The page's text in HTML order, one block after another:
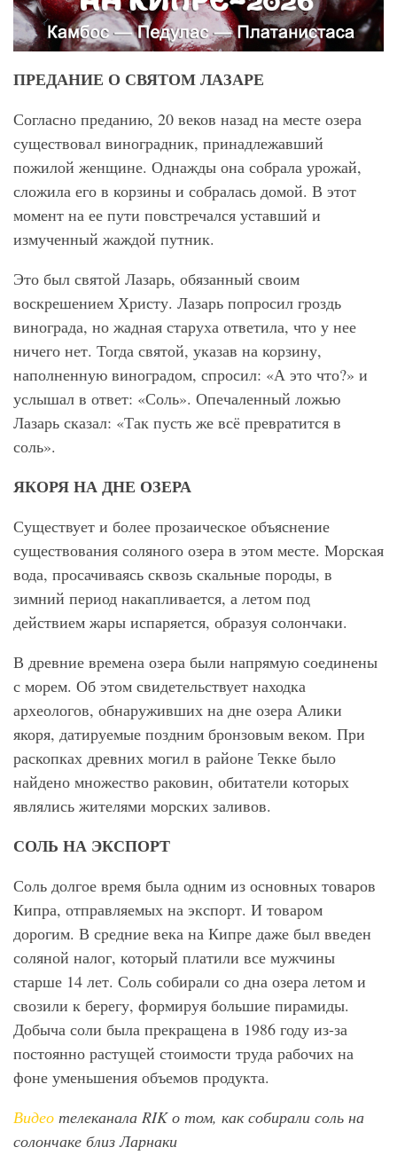
ПРЕДАНИЕ О СВЯТОМ ЛАЗАРЕ
Согласно преданию, 20 веков назад на месте озера
существовал виноградник, принадлежавший
пожилой женщине. Однажды она собрала урожай,
сложила его в корзины и собралась домой. В этот
момент на ее пути повстречался уставший и
измученный жаждой путник.
Это был святой Лазарь, обязанный своим
воскрешением Христу. Лазарь попросил гроздь
винограда, но жадная старуха ответила, что у нее
ничего нет. Тогда святой, указав на корзину,
наполненную виноградом, спросил: «А это что?» и
услышал в ответ: «Соль». Опечаленный ложью
Лазарь сказал: «Так пусть же всё превратится в
соль».
ЯКОРЯ НА ДНЕ ОЗЕРА
Существует и более прозаическое объяснение
существования соляного озера в этом месте. Морская
вода, просачиваясь сквозь скальные породы, в
зимний период накапливается, а летом под
действием жары испаряется, образуя солончаки.
В древние времена озера были напрямую соединены
с морем. Об этом свидетельствует находка
археологов, обнаруживших на дне озера Алики
якоря, датируемые поздним бронзовым веком. При
раскопках древних могил в районе Текке было
найдено множество раковин, обитатели которых
являлись жителями морских заливов.
СОЛЬ НА ЭКСПОРТ
Соль долгое время была одним из основных товаров
Кипра, отправляемых на экспорт. И товаром
дорогим. В средние века на Кипре даже был введен
соляной налог, который платили все мужчины
старше 14 лет. Соль собирали со дна озера летом и
свозили к берегу, формируя большие пирамиды.
Добыча соли была прекращена в 1986 году из-за
постоянно растущей стоимости труда рабочих на
фоне уменьшения объемов продукта.
Видео телеканала RIKо том, как собирали соль на
солончаке близ Ларнаки